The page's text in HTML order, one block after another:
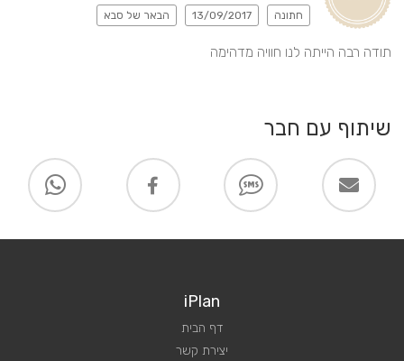
חתונה 13/09/2017 הבאר של סבא
תודה רבה הייתה לנו חוויה מדהימה
שיתוף עם חבר
iPlan
דף הבית
יצירת קשר